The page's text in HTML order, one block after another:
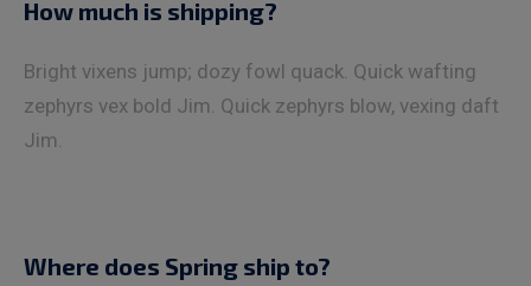
How much is shipping?
Bright vixens jump; dozy fowl quack. Quick wafting
zephyrs vex bold Jim. Quick zephyrs blow, vexing daft
Jim.
Where does Spring ship to?